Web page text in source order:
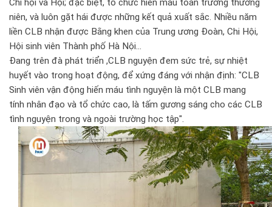
Chi hội và Hội; đặc biệt, tổ chức hiến máu toàn trường thường
niên, và luôn gặt hái được những kết quả xuất sắc. Nhiều năm
liền CLB nhận được Bằng khen của Trung ương Đoàn, Chi Hội,
Hội sinh viên Thành phố Hà Nội...
Đang trên đà phát triển ,CLB nguyện đem sức trẻ, sự nhiệt
huyết vào trong hoạt động, để xứng đáng với nhận định: "CLB
Sinh viên vận động hiến máu tình nguyện là một CLB mang
tính nhân đạo và tổ chức cao, là tấm gương sáng cho các CLB
tình nguyện trong và ngoài trường học tập".